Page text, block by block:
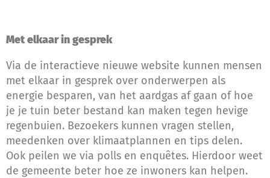
Met elkaar in gesprek
Via de interactieve nieuwe website kunnen mensen
met elkaar in gesprek over onderwerpen als
energie besparen, van het aardgas af gaan of hoe
je je tuin beter bestand kan maken tegen hevige
regenbuien. Bezoekers kunnen vragen stellen,
meedenken over klimaatplannen en tips delen.
Ook peilen we via polls en enquêtes. Hierdoor weet
de gemeente beter hoe ze inwoners kan helpen.